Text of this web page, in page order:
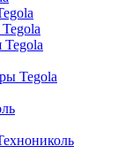
Tegola